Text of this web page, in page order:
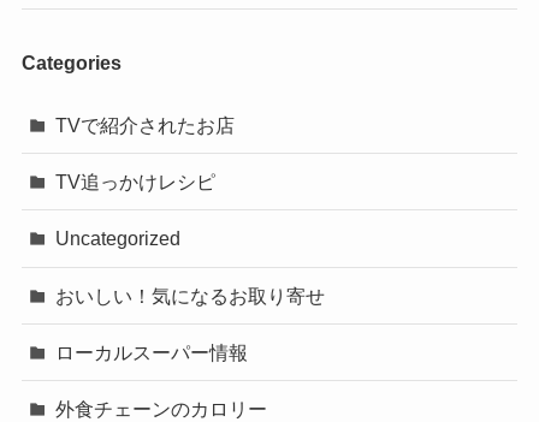
Categories
TVで紹介されたお店
TV追っかけレシピ
Uncategorized
おいしい！気になるお取り寄せ
ローカルスーパー情報
外食チェーンのカロリー